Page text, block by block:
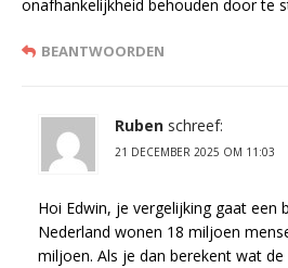
onafhankelijkheid behouden door te
BEANTWOORDEN
Ruben schreef:
21 DECEMBER 2025 OM 11:03
Hoi Edwin, je vergelijking gaat een
Nederland wonen 18 miljoen
miljoen. Als je dan berekent wat